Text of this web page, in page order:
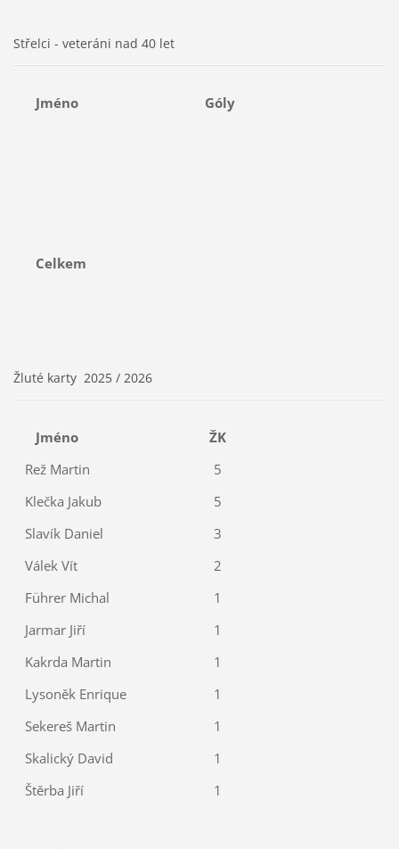
Střelci - veteráni nad 40 let
Jméno Góly
Celkem
Žluté karty 2025 / 2026
Jméno
ŽK
Rež Martin
5
Klečka Jakub
5
Slavík Daniel
3
Válek Vít
2
Führer Michal
1
Jarmar Jiří
1
Kakrda Martin
1
Lysoněk Enrique
1
Sekereš Martin
1
Skalický David
1
Štěrba Jiří
1